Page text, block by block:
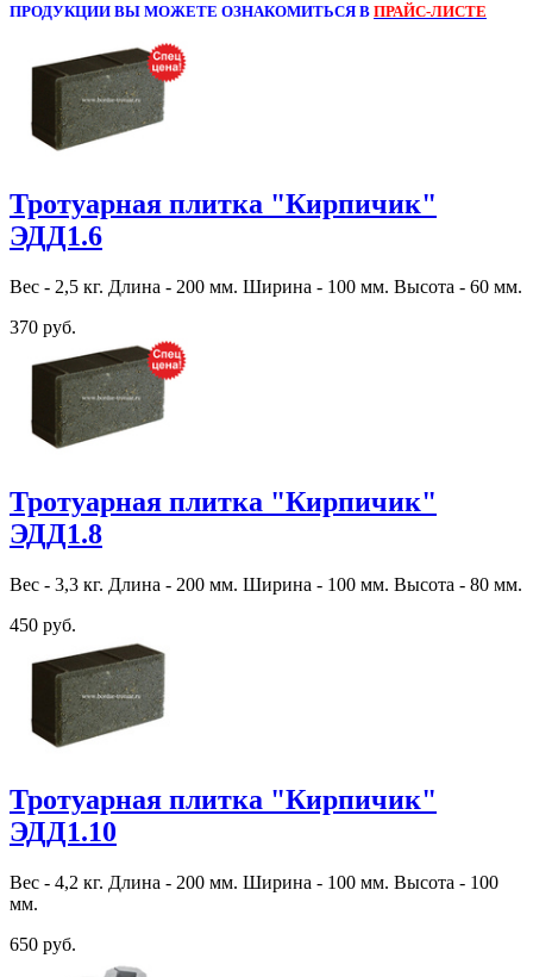
ПРОДУКЦИИ ВЫ МОЖЕТЕ ОЗНАКОМИТЬСЯ В ПРАЙС-ЛИСТЕ
Тротуарная плитка "Кирпичик"
ЭДД1.6
Вес - 2,5 кг. Длина - 200 мм. Ширина - 100 мм. Высота - 60 мм.
370 руб.
Тротуарная плитка "Кирпичик"
ЭДД1.8
Вес - 3,3 кг. Длина - 200 мм. Ширина - 100 мм. Высота - 80 мм.
450 руб.
Тротуарная плитка "Кирпичик"
ЭДД1.10
Вес - 4,2 кг. Длина - 200 мм. Ширина - 100 мм. Высота - 100
мм.
650 руб.